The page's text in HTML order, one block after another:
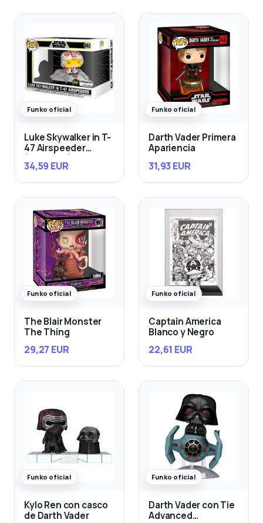
Funko oficial
Luke Skywalker in T-
47 Airspeeder
34,59 EUR
Funko oficial
Darth Vader Primera
Apariencia
31,93 EUR
Funko oficial
The Blair Monster
The Thing
29,27 EUR
Funko oficial
Captain America
Blanco y Negro
22,61 EUR
Funko oficial
Kylo Ren con casco
de Darth Vader
Funko oficial
Darth Vader con Tie
Advanced